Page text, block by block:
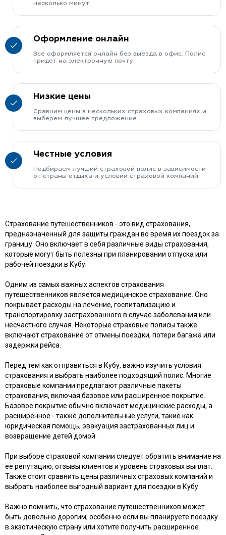
несколько минут
Оформление онлайн
Все оформляется онлайн без выезда в офис. Полис
придет на электронную почту
Низкие цены
Сравним цены в нескольких страховых компаниях и
выберем лучшее предложение
Честные условия
Подбираем лучший страховой полис в зависимости
от страны отдыха и условий страховой компаний
Страхование путешественников - это вид страхования,
предназначенный для защиты граждан во время их поездок за
границу. Оно включает в себя различные виды страхования,
которые могут быть полезны при планировании отпуска или
рабочей поездки в Кубу.
Одним из самых важных аспектов страхования
путешественников является медицинское страхование. Оно
покрывает расходы на лечение, госпитализацию и
транспортировку застрахованного в случае заболевания или
несчастного случая. Некоторые страховые полисы также
включают страхование от отмены поездки, потери багажа или
задержки рейса.
Перед тем как отправиться в Кубу, важно изучить условия
страхования и выбрать наиболее подходящий полис. Многие
страховые компании предлагают различные пакеты
страхования, включая базовое или расширенное покрытие.
Базовое покрытие обычно включает медицинские расходы, а
расширенное - также дополнительные услуги, такие как
юридическая помощь, эвакуация застрахованных лиц и
возвращение детей домой.
При выборе страховой компании следует обратить внимание на
ее репутацию, отзывы клиентов и уровень страховых выплат.
Также стоит сравнить цены различных страховых компаний и
выбрать наиболее выгодный вариант для поездки в Кубу.
Важно помнить, что страхование путешественников может
быть довольно дорогим, особенно если вы планируете поездку
в экзотическую страну или хотите получить расширенное